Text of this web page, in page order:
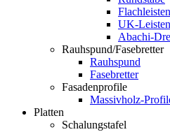
Flachleisten
UK-Leisten
Abachi-
Rauhspund/Fasebretter
Rauhspund
Fasebretter
Fasadenprofile
Massivholz-
Platten
Schalungstafel